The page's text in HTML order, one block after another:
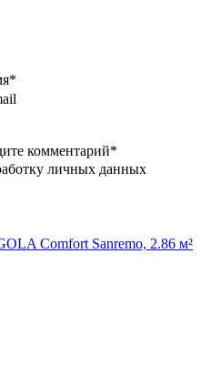
комментарий*
личных данных
Comfort Sanremo, 2.86 м²